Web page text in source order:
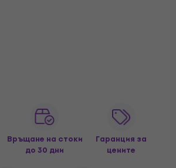
Връщане на стоки
до 30 дни
Гаранция за
цените